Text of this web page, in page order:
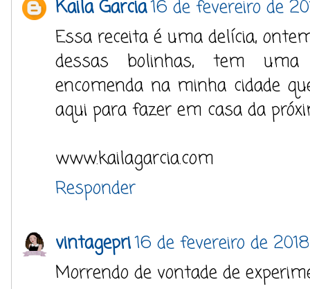
Kaila Garcia16 de fevereiro de
Essa receita é uma delícia,
dessas bolinhas, tem
encomenda na minha cidade
aqui para fazer em casa da
www.kailagarcia.com
Responder
vintagepri16 de fevereiro de
Morrendo de vontade de